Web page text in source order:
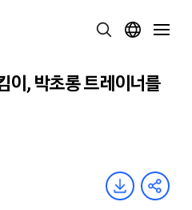
이, 박초롱 트레이너를